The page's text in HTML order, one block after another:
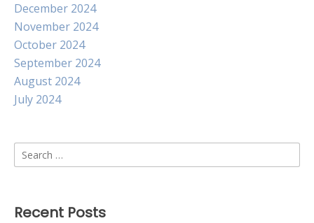
December 2024
November 2024
October 2024
September 2024
August 2024
July 2024
Search
for:
Recent Posts